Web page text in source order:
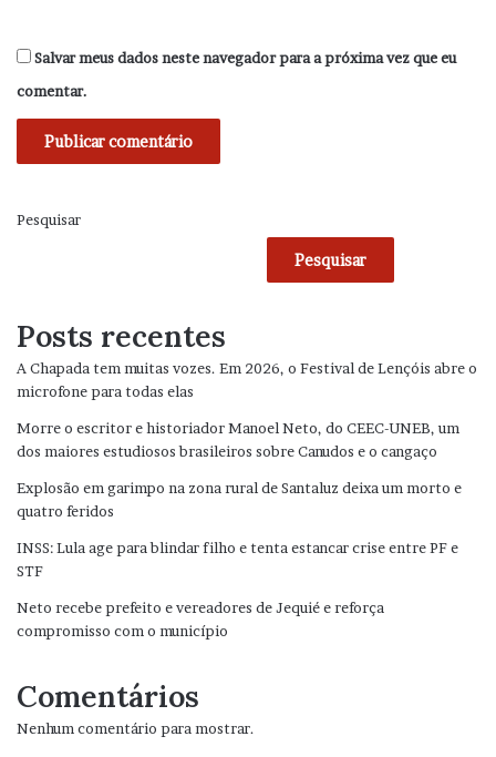
Salvar meus dados neste navegador para a próxima vez que eu
comentar.
Pesquisar
Pesquisar
Posts recentes
A Chapada tem muitas vozes. Em 2026, o Festival de Lençóis abre o
microfone para todas elas
Morre o escritor e historiador Manoel Neto, do CEEC-UNEB, um
dos maiores estudiosos brasileiros sobre Canudos e o cangaço
Explosão em garimpo na zona rural de Santaluz deixa um morto e
quatro feridos
INSS: Lula age para blindar filho e tenta estancar crise entre PF e
STF
Neto recebe prefeito e vereadores de Jequié e reforça
compromisso com o município
Comentários
Nenhum comentário para mostrar.